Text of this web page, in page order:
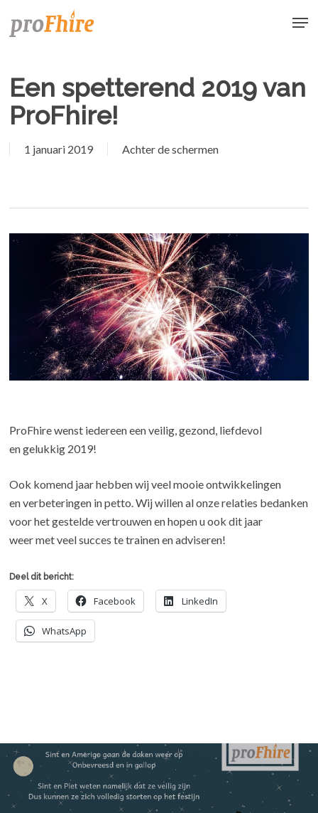
Een spetterend 2019 van
ProFhire!
1 januari 2019 Achter de schermen
ProFhire wenst iedereen een veilig, gezond, liefdevol
en gelukkig 2019!
Ook komend jaar hebben wij veel mooie ontwikkelingen
en verbeteringen in petto. Wij willen al onze relaties bedanken
voor het gestelde vertrouwen en hopen u ook dit jaar
weer met veel succes te trainen en adviseren!
Deel dit bericht:
X Facebook LinkedIn
WhatsApp